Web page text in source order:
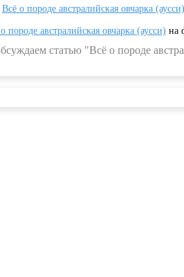
Всё о породе австралийская овчарка (аусси)
породе австралийская овчарка (аусси) на
статью "Всё о породе